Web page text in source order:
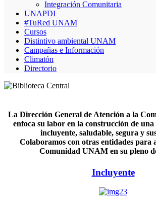
Integración Comunitaria
UNAPDI
#TuRed UNAM
Cursos
Distintivo ambiental UNAM
Campañas e Información
Climatón
Directorio
La Dirección General de Atención a la
enfoca su labor en la construcción de
incluyente, saludable, segura y
Colaboramos con otras entidades para
Comunidad UNAM en su pleno
Incluyente